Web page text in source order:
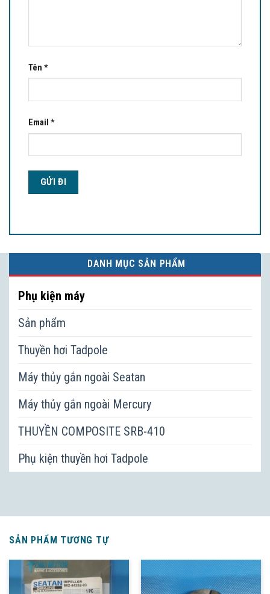
Tên *
Email *
DANH MỤC SẢN PHẨM
Phụ kiện máy
Sản phẩm
Thuyền hơi Tadpole
Máy thủy gắn ngoài Seatan
Máy thủy gắn ngoài Mercury
THUYỀN COMPOSITE SRB-410
Phụ kiện thuyền hơi Tadpole
SẢN PHẨM TƯƠNG TỰ